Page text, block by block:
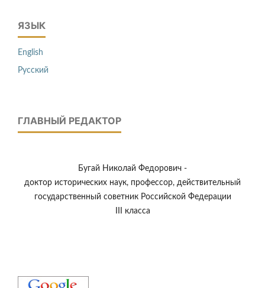
ЯЗЫК
English
Русский
ГЛАВНЫЙ РЕДАКТОР
Бугай Николай Федорович -
доктор исторических наук, профессор, действительный
государственный советник Российской Федерации
III класса